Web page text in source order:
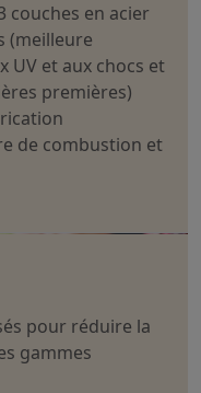
couches en acier
(meilleure
UV et aux chocs et
premières)
de combustion et
pour réduire la
gammes